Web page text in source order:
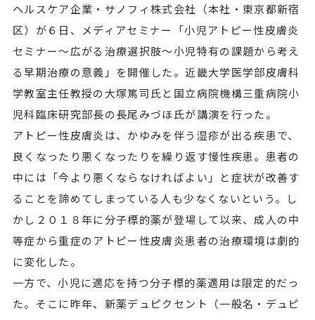
ヘルスケア企業・サノフィ株式会社（本社・東京都新宿
区）が６日、メディアセミナー「小児アトピー性皮膚炎
セミナー～広がる治療選択肢～小児特有の課題から考え
る早期治療の意義」を開催した。近畿大学医学部皮膚科
学教室主任教授の大塚篤司氏と国立病院機構三重病院小
児科臨床研究部長の長尾みづほ氏が講演を行った。
アトピー性皮膚炎は、かゆみを伴う湿疹が出る疾患で、
良くなったり悪くなったりを繰り返す慢性疾患。患者の
中には「今より悪くならなければよい」と症状が改善す
ることを諦めてしまっている人も少なくないという。し
かし２０１８年に分子標的薬が登場して以来、成人の中
等症から重症のアトピー性皮膚炎患者の治療環境は劇的
に変化した。
一方で、小児に適応を持つ分子標的薬適用は限定的だっ
た。そこに昨年、新薬デュピクセント（一般名・デュピ